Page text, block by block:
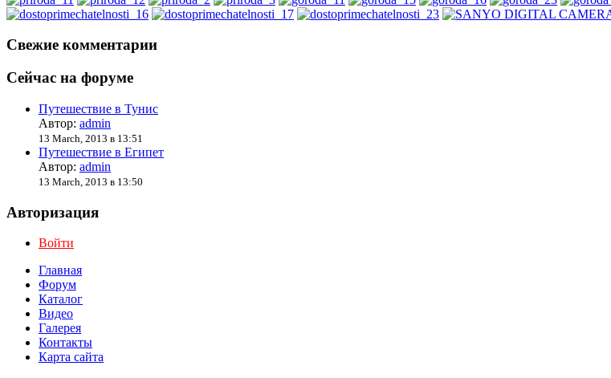
Свежие комментарии
Сейчас на форуме
Путешествие в Тунис
Автор: admin
13 March, 2013 в 13:51
Путешествие в Египет
Автор: admin
13 March, 2013 в 13:50
Авторизация
Войти
Главная
Форум
Каталог
Видео
Галерея
Контакты
Карта сайта